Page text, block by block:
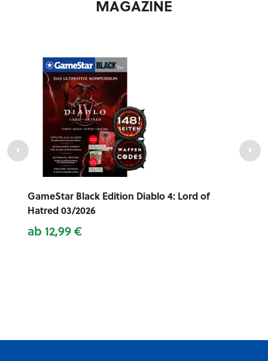
MAGAZINE
GameStar Black Edition Diablo 4: Lord of
Hatred 03/2026
ab 12,99 €